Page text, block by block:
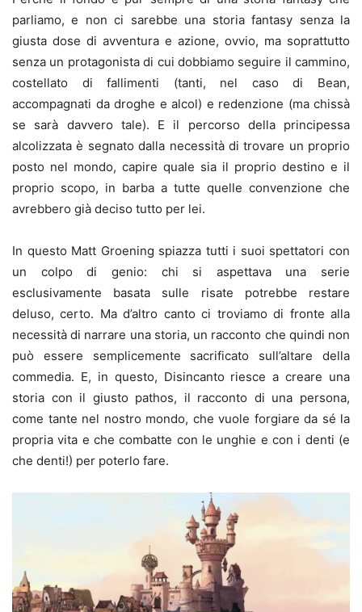
parliamo, e non ci sarebbe una storia fantasy senza la
giusta dose di avventura e azione, ovvio, ma soprattutto
senza un protagonista di cui dobbiamo seguire il cammino,
costellato di fallimenti (tanti, nel caso di Bean,
accompagnati da droghe e alcol) e redenzione (ma chissà
se sarà davvero tale). E il percorso della principessa
alcolizzata è segnato dalla necessità di trovare un proprio
posto nel mondo, capire quale sia il proprio destino e il
proprio scopo, in barba a tutte quelle convenzione che
avrebbero già deciso tutto per lei.
In questo Matt Groening spiazza tutti i suoi spettatori con
un colpo di genio: chi si aspettava una serie
esclusivamente basata sulle risate potrebbe restare
deluso, certo. Ma d’altro canto ci troviamo di fronte alla
necessità di narrare una storia, un racconto che quindi non
può essere semplicemente sacrificato sull’altare della
commedia. E, in questo, Disincanto riesce a creare una
storia con il giusto pathos, il racconto di una persona,
come tante nel nostro mondo, che vuole forgiare da sé la
propria vita e che combatte con le unghie e con i denti (e
che denti!) per poterlo fare.